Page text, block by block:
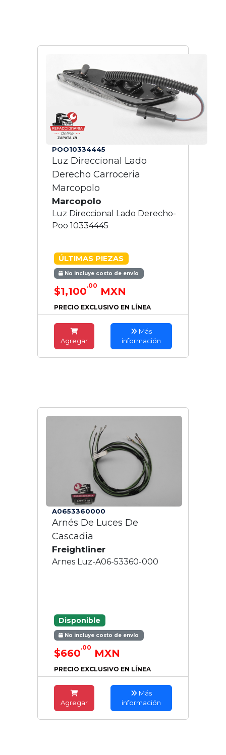
POO10334445
Luz Direccional Lado
Derecho Carroceria
Marcopolo
Marcopolo
Luz Direccional Lado Derecho-
Poo 10334445
ÚLTIMAS PIEZAS
No incluye costo de envío
$1,100.00 MXN
PRECIO EXCLUSIVO EN LÍNEA
Agregar
Más
información
A0653360000
Arnés De Luces De
Cascadia
Freightliner
Arnes Luz-A06-53360-000
Disponible
No incluye costo de envío
$660.00 MXN
PRECIO EXCLUSIVO EN LÍNEA
Agregar
Más
información